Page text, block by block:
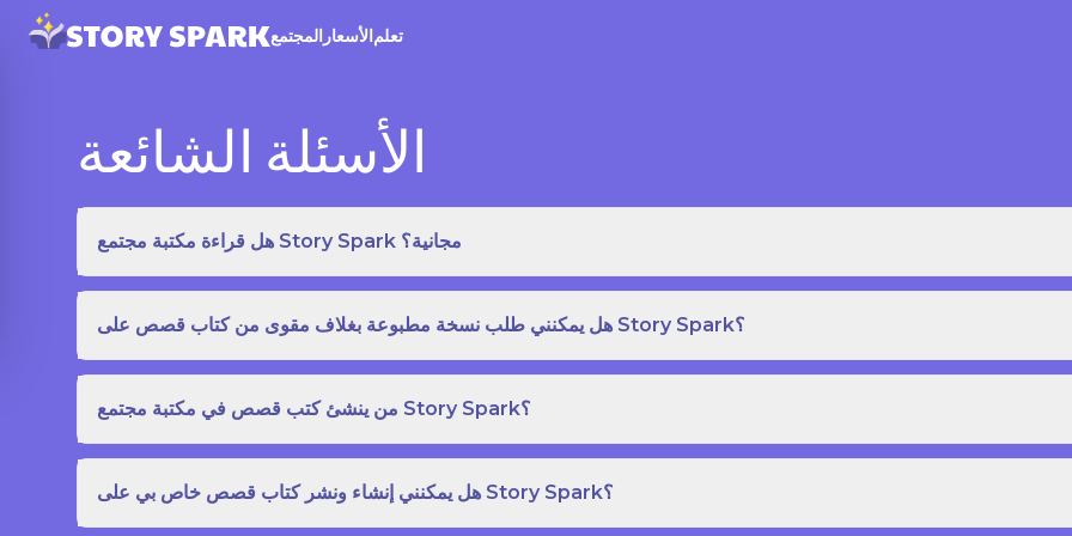
المجتمع الأسعارتعلم
الأسئلة الشائعة
هل قراءة مكتبة مجتمع Story Spark مجانية؟
هل يمكنني طلب نسخة مطبوعة بغلاف مقوى من كتاب قصص على Story Spark؟
من ينشئ كتب قصص في مكتبة مجتمع Story Spark؟
هل يمكنني إنشاء ونشر كتاب قصص خاص بي على Story Spark؟